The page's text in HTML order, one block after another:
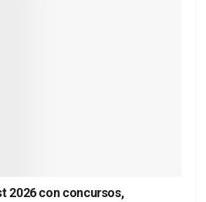
2026 con concursos,